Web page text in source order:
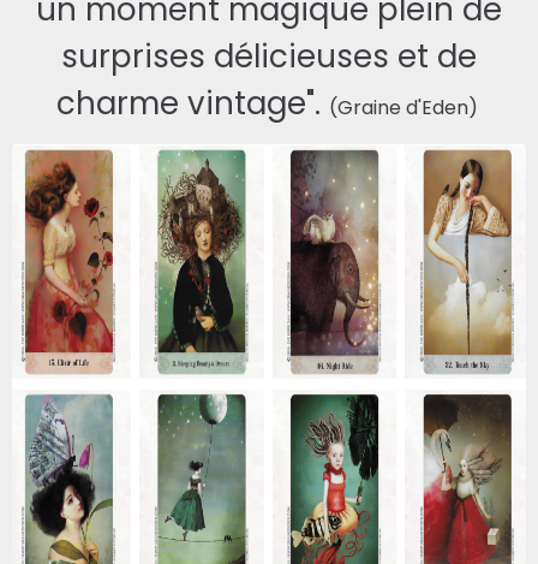
un moment magique plein de
surprises délicieuses et de
charme vintage". (Graine d'Eden)